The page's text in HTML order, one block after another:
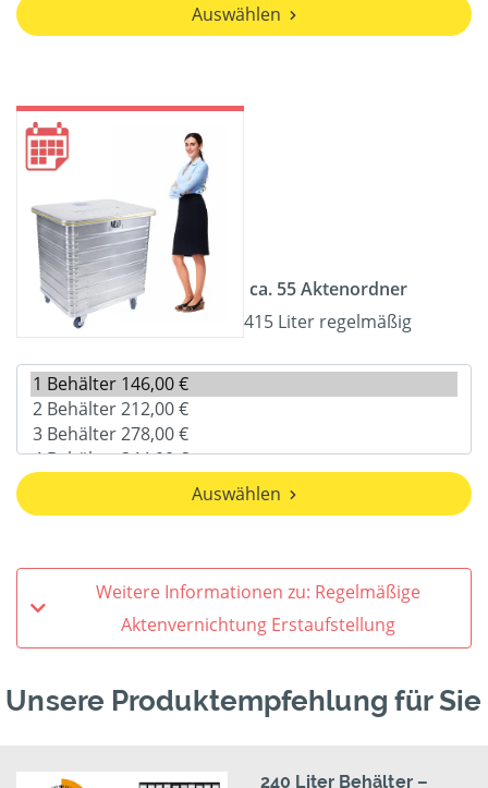
Auswählen
ca. 55 Aktenordner
415 Liter regelmäßig
Auswählen
Weitere Informationen zu: Regelmäßige
Aktenvernichtung Erstaufstellung
Unsere Produktempfehlung für Sie
240 Liter Behälter –